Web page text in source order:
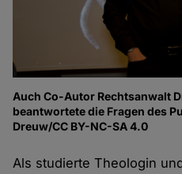
Auch Co-Autor Rechtsanwalt
beantwortete die Fragen des
Dreuw/CC BY-NC-SA 4.0
Als studierte Theologin